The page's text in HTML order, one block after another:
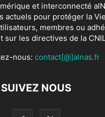
et interconnecté
actuels pour protéger la
membres ou
sur les directives de la
nous: contact[@]alnas.fr
SUIVEZ NOUS